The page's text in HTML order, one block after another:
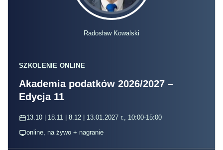
Radosław Kowalski
SZKOLENIE ONLINE
Akademia podatków 2026/2027 –
Edycja 11
13.10 | 18.11 | 8.12 | 13.01.2027 r., 10:00-15:00
online, na żywo + nagranie